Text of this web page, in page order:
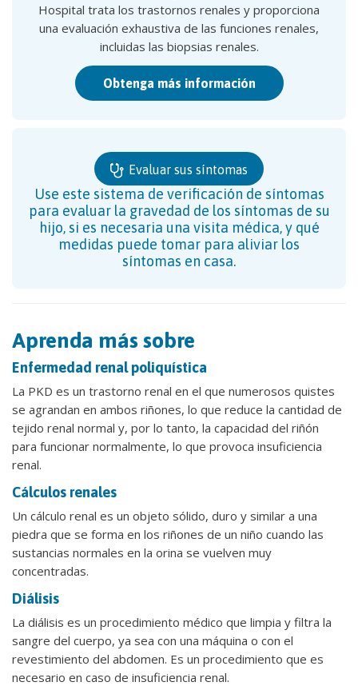
Hospital trata los trastornos renales y proporciona
una evaluación exhaustiva de las funciones renales,
incluidas las biopsias renales.
Obtenga más información
Evaluar sus síntomas
Use este sistema de verificación de síntomas
para evaluar la gravedad de los síntomas de su
hijo, si es necesaria una visita médica, y qué
medidas puede tomar para aliviar los
síntomas en casa.
Aprenda más sobre
Enfermedad renal poliquística
La PKD es un trastorno renal en el que numerosos quistes
se agrandan en ambos riñones, lo que reduce la cantidad de
tejido renal normal y, por lo tanto, la capacidad del riñón
para funcionar normalmente, lo que provoca insuficiencia
renal.
Cálculos renales
Un cálculo renal es un objeto sólido, duro y similar a una
piedra que se forma en los riñones de un niño cuando las
sustancias normales en la orina se vuelven muy
concentradas.
Diálisis
La diálisis es un procedimiento médico que limpia y filtra la
sangre del cuerpo, ya sea con una máquina o con el
revestimiento del abdomen. Es un procedimiento que es
necesario en caso de insuficiencia renal.